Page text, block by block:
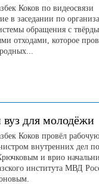
Коков по видеосвязи
в заседании по
обращения с
отходами, которое
для молодёжи
Коков провёл рабочую
внутренних дел
и врио
института МВД